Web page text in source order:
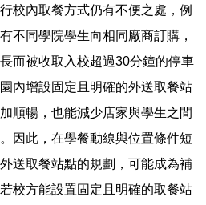
校內取餐方式仍有不便之處，例
不同學院學生向相同廠商訂購，
而被收取入校超過30分鐘的停車
內增設固定且明確的外送取餐站
順暢，也能減少店家與學生之間
因此，在學餐動線與位置條件短
送取餐站點的規劃，可能成為補
校方能設置固定且明確的取餐站